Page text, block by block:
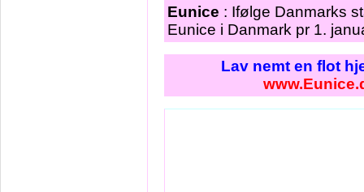
Eunice : Ifølge Danmarks
Eunice i Danmark pr 1.
Lav nemt en flot